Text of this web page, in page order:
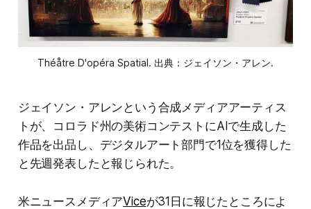
Théåtre D'opéra Spatial. 出典：ジェイソン・アレン.
ジェイソン・アレンという合成メディアアーティス
トが、コロラド州の美術コンテストにAIで生成した
作品を出品し、デジタルアート部門で1位を獲得した
と先週発表したと報じられた。
米ニュースメディアViceが31日に報じたところによ